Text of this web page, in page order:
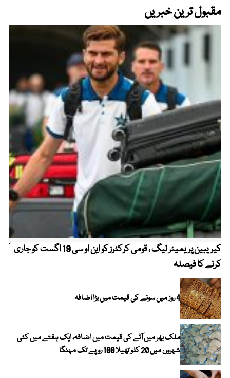
مقبول ترین خبریں
کیریبین پریمیئر لیگ ، قومی کرکٹرز کو این او سی 19 اگست کو جاری
کرنے کا فیصلہ
4 روز میں سونے کی قیمت میں بڑا اضافہ
ملک بھر میں آٹے کی قیمت میں اضافہ، ایک ہفتے میں کئی
شہروں میں 20 کلو تھیلا 100 روپے تک مہنگا